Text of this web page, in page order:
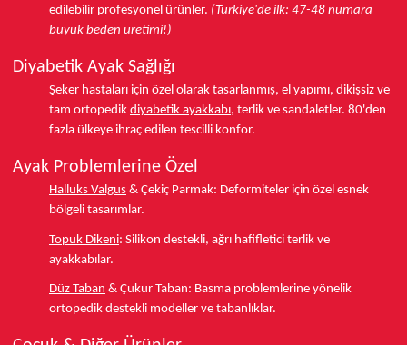
edilebilir profesyonel ürünler. (Türkiye'de ilk: 47-48 numara
büyük beden üretimi!)
Diyabetik Ayak Sağlığı
Şeker hastaları için özel olarak tasarlanmış, el yapımı, dikişsiz ve
tam ortopedik diyabetik ayakkabı, terlik ve sandaletler. 80'den
fazla ülkeye ihraç edilen tescilli konfor.
Ayak Problemlerine Özel
Halluks Valgus & Çekiç Parmak: Deformiteler için özel esnek
bölgeli tasarımlar.
Topuk Dikeni: Silikon destekli, ağrı hafifletici terlik ve
ayakkabılar.
Düz Taban & Çukur Taban: Basma problemlerine yönelik
ortopedik destekli modeller ve tabanlıklar.